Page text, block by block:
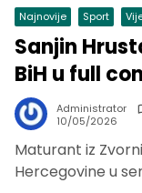
Najnovije Sport
Sanjin
BiH u full
Administrator
10/05/2026
Maturant iz
Hercegovine u